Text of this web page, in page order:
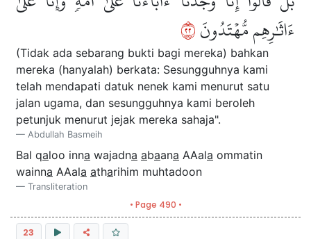
ءَاثَٰرِهِم مُّهۡتَدُونَ٢٢
(Tidak ada sebarang bukti bagi mereka) bahkan
mereka (hanyalah) berkata: Sesungguhnya kami
telah mendapati datuk nenek kami menurut satu
jalan ugama, dan sesungguhnya kami beroleh
petunjuk menurut jejak mereka sahaja".
Abdullah Basmeih
Bal qaloo inna wajadna abaana AAala ommatin
wainna AAala atharihim muhtadoon
Transliteration
• Page 490 •
23